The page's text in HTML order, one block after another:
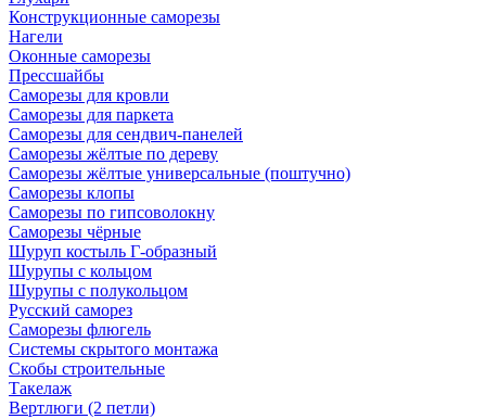
Конструкционные саморезы
Нагели
Оконные саморезы
Прессшайбы
Саморезы для кровли
Саморезы для паркета
Саморезы для сендвич-панелей
Саморезы жёлтые по дереву
Саморезы жёлтые универсальные (поштучно)
Саморезы клопы
Саморезы по гипсоволокну
Саморезы чёрные
Шуруп костыль Г-образный
Шурупы с кольцом
Шурупы с полукольцом
Русский саморез
Саморезы флюгель
Системы скрытого монтажа
Скобы строительные
Такелаж
Вертлюги (2 петли)